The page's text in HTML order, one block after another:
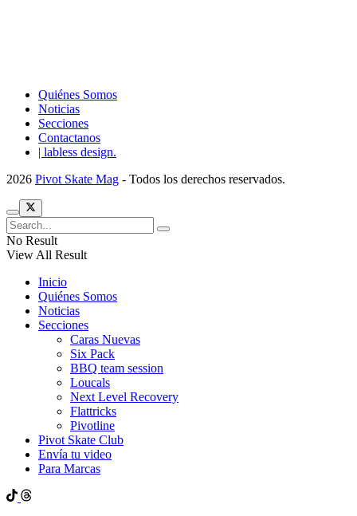
Quiénes Somos
Noticias
Secciones
Contactanos
| labless design.
2026 Pivot Skate Mag - Todos los derechos reservados.
No Result
View All Result
Inicio
Quiénes Somos
Noticias
Secciones
Caras Nuevas
Six Pack
BBQ team session
Loucals
Next Level Recovery
Flattricks
Pivotline
Pivot Skate Club
Envía tu video
Para Marcas